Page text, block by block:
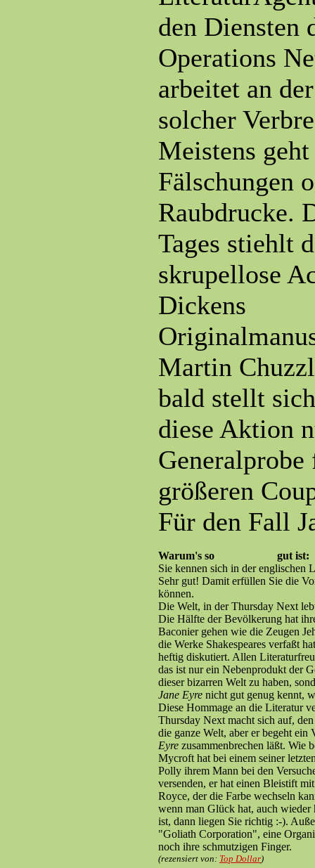
den Diensten
Operations
arbeitet an
solcher
Meistens
Fälschungen
Raubdrucke.
Tages stiehlt
skrupellose
Dickens
Martin
bald stellt
diese Aktion
größeren
Für den Fall
Warum's so
gut ist:
Sie kennen sich in der englischen
Sehr gut! Damit erfüllen Sie die
können.
Die Welt, in der Thursday Next
Die Hälfte der Bevölkerung hat
Baconier gehen wie die Zeugen
die Werke Shakespeares verfaßt
heftig diskutiert. Allen
das ist nur ein Nebenprodukt der
dieser bizarren Welt zu haben,
Jane Eyre nicht gut genug kennt,
Diese Hommage an die Literatur
Thursday Next macht sich auf,
die ganze Welt, aber er begeht ein
Eyre zusammenbrechen läßt. Wie
Mycroft hat bei einem seiner
Polly ihrem Mann bei den
versenden, er hat einen Bleistift
Royce, der die Farbe wechseln
wenn man Glück hat, auch wieder
ist, dann liegen Sie richtig :-).
"Goliath Corporation", eine
noch ihre schmutzigen Finger.
(rezensiert von: Top Dollar)